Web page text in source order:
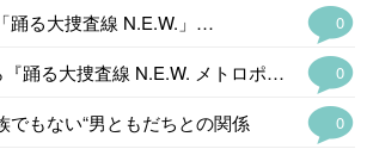
0
踊る大捜査線 N.E.W.」…
0
趣里&白洲迅ら『踊る大捜査線 N.E.W. メトロポリスを駆け抜けろ!
0
でもない“男ともだちとの関係